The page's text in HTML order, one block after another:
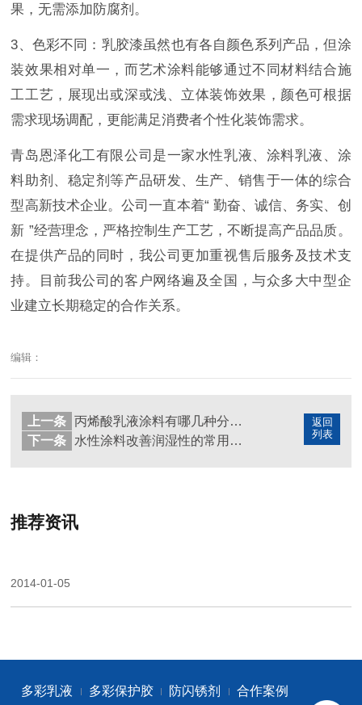
果，无需添加防腐剂。
3、色彩不同：乳胶漆虽然也有各自颜色系列产品，但涂
装效果相对单一，而艺术涂料能够通过不同材料结合施
工工艺，展现出或深或浅、立体装饰效果，颜色可根据
需求现场调配，更能满足消费者个性化装饰需求。
青岛恩泽化工有限公司是一家水性乳液、涂料乳液、涂
料助剂、稳定剂等产品研发、生产、销售于一体的综合
型高新技术企业。公司一直本着“ 勤奋、诚信、务实、创
新 ”经营理念，严格控制生产工艺，不断提高产品品质。
在提供产品的同时，我公司更加重视售后服务及技术支
持。目前我公司的客户网络遍及全国，与众多大中型企
业建立长期稳定的合作关系。
编辑：
返回
列表
上一条
丙烯酸乳液涂料有哪几种分类?
下一条
水性涂料改善润湿性的常用方法
推荐资讯
2014-01-05
多彩乳液 多彩保护胶 防闪锈剂 合作案例